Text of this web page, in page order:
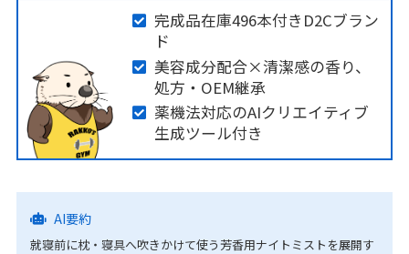
完成品在庫496本付きD2Cブラン
ド
美容成分配合×清潔感の香り、
処方・OEM継承
薬機法対応のAIクリエイティブ
生成ツール付き
AI要約
就寝前に枕・寝具へ吹きかけて使う芳香用ナイトミストを展開す